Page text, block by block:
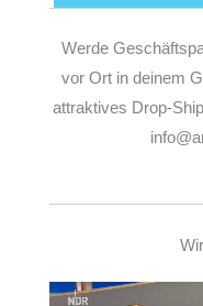
Werde
vor Ort in deinem
attraktives Drop-